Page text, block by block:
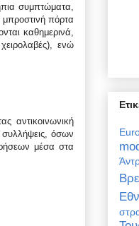
συμπτώματα,
πόρτα
καθημερινά,
ενώ
αντικοινωνική
όσων
μέσα στα